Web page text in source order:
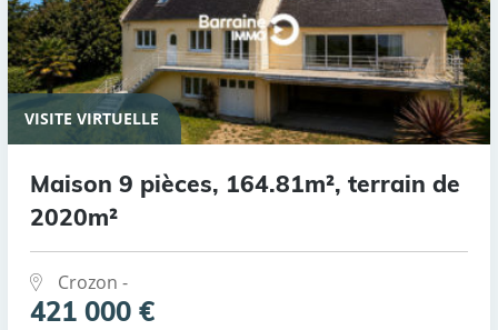
VISITE VIRTUELLE
Maison 9 pièces, 164.81m², terrain de
2020m²
Crozon -
421 000 €